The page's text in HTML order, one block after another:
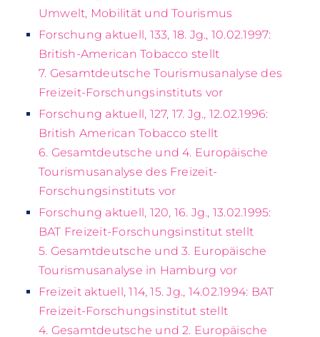
Umwelt, Mobilität und Tourismus
Forschung aktuell, 133, 18. Jg., 10.02.1997:
British-American Tobacco stellt
7. Gesamtdeutsche Tourismusanalyse des
Freizeit-Forschungsinstituts vor
Forschung aktuell, 127, 17. Jg., 12.02.1996:
British American Tobacco stellt
6. Gesamtdeutsche und 4. Europäische
Tourismusanalyse des Freizeit-
Forschungsinstituts vor
Forschung aktuell, 120, 16. Jg., 13.02.1995:
BAT Freizeit-Forschungsinstitut stellt
5. Gesamtdeutsche und 3. Europäische
Tourismusanalyse in Hamburg vor
Freizeit aktuell, 114, 15. Jg., 14.02.1994: BAT
Freizeit-Forschungsinstitut stellt
4. Gesamtdeutsche und 2. Europäische